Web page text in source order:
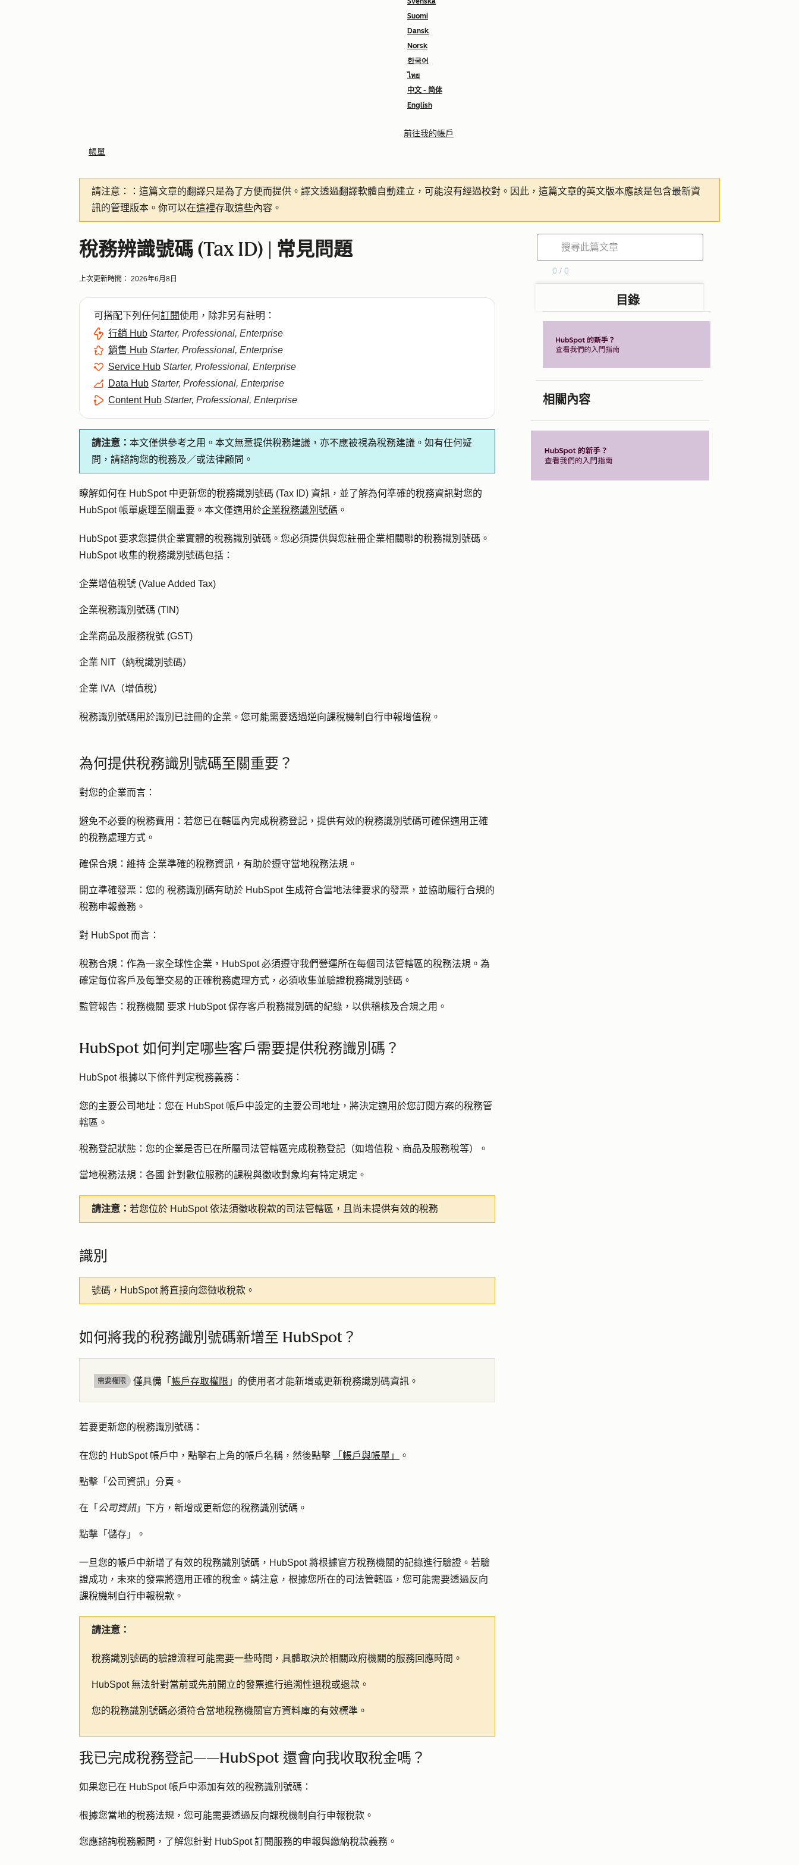
Suomi
Dansk
Norsk
한국어
ไทย
中文 - 简体
English
前往我的帳戶
帳單
請注意：
：這篇文章的翻譯只是為了方便而提供。譯文透過翻譯軟體自動建立，可能沒有經過校對。因此，這篇文章的英文版本應該是包含最新資
訊的管理版本。你可以在這裡存取這些內容。
稅務辨識號碼 (Tax ID) | 常見問題
上次更新時間： 2026年6月8日
可搭配下列任何訂閱使用，除非另有註明：
行銷 Hub Starter, Professional, Enterprise
銷售 Hub Starter, Professional, Enterprise
Service Hub Starter, Professional, Enterprise
Data Hub Starter, Professional, Enterprise
Content Hub Starter, Professional, Enterprise
請注意： 本文僅供參考之用。本文無意提供稅務建議，亦不應被視為稅務建議。如有任何疑
問，請諮詢您的稅務及／或法律顧問。
瞭解如何在 HubSpot 中更新您的稅務識別號碼 (Tax ID) 資訊，並了解為何準確的稅務資訊對您的
HubSpot 帳單處理至關重要。本文僅適用於企業稅務識別號碼 。
HubSpot 要求您提供企業實體的稅務識別號碼。您必須提供與您註冊企業相關聯的稅務識別號碼。
HubSpot 收集的稅務識別號碼包括：
企業增值稅號 (Value Added Tax)
企業稅務識別號碼 (TIN)
企業商品及服務稅號 (GST)
企業 NIT（納稅識別號碼）
企業 IVA（增值稅）
稅務識別號碼用於識別已註冊的企業。您可能需要透過逆向課稅機制自行申報增值稅。
為何提供稅務識別號碼至關重要？
對您的企業而言：
避免不必要的稅務費用： 若您已在轄區內完成稅務登記，提供有效的稅務識別號碼可確保適用正確
的稅務處理方式。
確保合規：維持 企業準確的稅務資訊，有助於遵守當地稅務法規。
開立準確發票：您的 稅務識別碼有助於 HubSpot 生成符合當地法律要求的發票，並協助履行合規的
稅務申報義務。
對 HubSpot 而言：
稅務合規： 作為一家全球性企業，HubSpot 必須遵守我們營運所在每個司法管轄區的稅務法規。為
確定每位客戶及每筆交易的正確稅務處理方式，必須收集並驗證稅務識別號碼。
監管報告：稅務機關 要求 HubSpot 保存客戶稅務識別碼的紀錄，以供稽核及合規之用。
HubSpot 如何判定哪些客戶需要提供稅務識別碼？
HubSpot 根據以下條件判定稅務義務：
您的主要公司地址： 您在 HubSpot 帳戶中設定的主要公司地址，將決定適用於您訂閱方案的稅務管
轄區。
稅務登記狀態： 您的企業是否已在所屬司法管轄區完成稅務登記（如增值稅、商品及服務稅等）。
當地稅務法規：各國 針對數位服務的課稅與徵收對象均有特定規定。
請注意： 若您位於 HubSpot 依法須徵收稅款的司法管轄區，且尚未提供有效的稅務
識別
號碼，HubSpot 將直接向您徵收稅款。
如何將我的稅務識別號碼新增至 HubSpot？
需要權限 僅具備「 帳戶存取權限 」的使用者才能新增或更新稅務識別碼資訊。
若要更新您的稅務識別號碼：
在您的 HubSpot 帳戶中，點擊右上角的帳戶名稱 ，然後點擊 「帳戶與帳單」 。
點擊「 公司資訊 」分頁。
在「 公司資訊」下方，新增或更新您的稅務識別號碼 。
點擊「 儲存」。
一旦您的帳戶中新增了有效的稅務識別號碼，HubSpot 將根據官方稅務機關的記錄進行驗證。若驗
證成功，未來的發票將適用正確的稅金。請注意，根據您所在的司法管轄區，您可能需要透過反向
課稅機制自行申報稅款。
請注意：
稅務識別號碼的驗證流程可能需要一些時間，具體取決於相關政府機關的服務回應時間。
HubSpot 無法針對當前或先前開立的發票進行追溯性退稅或退款。
您的稅務識別號碼必須符合當地稅務機關官方資料庫的有效標準。
我已完成稅務登記——HubSpot 還會向我收取稅金嗎？
如果您已在 HubSpot 帳戶中添加有效的稅務識別號碼：
根據您當地的稅務法規，您可能需要透過反向課稅機制自行申報稅款。
您應諮詢稅務顧問，了解您針對 HubSpot 訂閱服務的申報與繳納稅款義務。
0 / 0
目錄
相關內容